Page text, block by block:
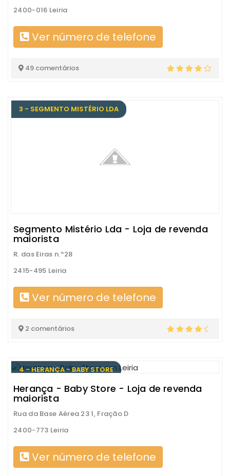
2400-016 Leiria
Ver número de telefone
49 comentários
3 - SEGMENTO MISTÉRIO LDA
Segmento Mistério Lda - Loja de revenda
maiorista
R. das Eiras n.º28
2415-495 Leiria
Ver número de telefone
2 comentários
4 - HERANÇA - BABY STORE
Herança - Baby Store - Loja de revenda
maiorista
Rua da Base Aérea 23 1, Fração D
2400-773 Leiria
Ver número de telefone